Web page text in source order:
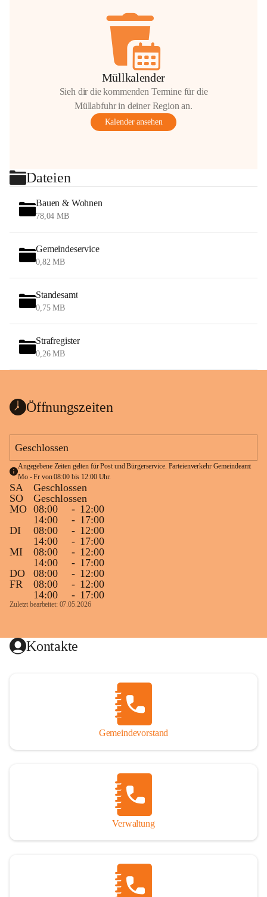
Müllkalender
Sieh dir die kommenden Termine für die
Müllabfuhr in deiner Region an.
Kalender ansehen
Dateien
Bauen & Wohnen
78,04 MB
Gemeindeservice
0,82 MB
Standesamt
0,75 MB
Strafregister
0,26 MB
Öffnungszeiten
Geschlossen
Angegebene Zeiten gelten für Post und Bürgerservice. Parteienverkehr Gemeindeamt
Mo - Fr von 08:00 bis 12:00 Uhr.
SA
Geschlossen
SO
Geschlossen
MO 08:00 - 12:00
14:00
- 17:00
DI
08:00 - 12:00
14:00
- 17:00
MI
08:00 - 12:00
14:00
- 17:00
DO
08:00 - 12:00
FR
08:00 - 12:00
14:00
- 17:00
Zuletzt bearbeitet: 07.05.2026
Kontakte
Gemeindevorstand
Verwaltung